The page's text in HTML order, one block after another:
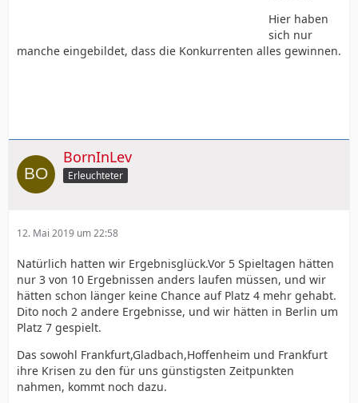
Hier haben
sich nur
manche eingebildet, dass die Konkurrenten alles gewinnen.
BornInLev
Erleuchteter
12. Mai 2019 um 22:58
Natürlich hatten wir Ergebnisglück.Vor 5 Spieltagen hätten
nur 3 von 10 Ergebnissen anders laufen müssen, und wir
hätten schon länger keine Chance auf Platz 4 mehr gehabt.
Dito noch 2 andere Ergebnisse, und wir hätten in Berlin um
Platz 7 gespielt.
Das sowohl Frankfurt,Gladbach,Hoffenheim und Frankfurt
ihre Krisen zu den für uns günstigsten Zeitpunkten
nahmen, kommt noch dazu.